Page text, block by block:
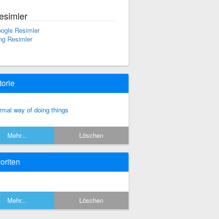
Resimler
Resimler
way of doing things
Mehr... Löschen
Mehr... Löschen